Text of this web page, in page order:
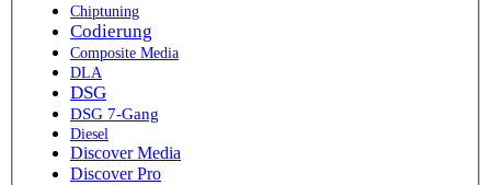
Chiptuning
Codierung
Composite Media
DLA
DSG
DSG 7-Gang
Diesel
Discover Media
Discover Pro